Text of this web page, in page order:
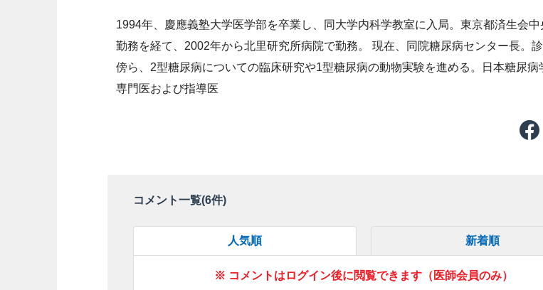
1994年、慶應義塾大学医学部を卒業し、同大学内科学教室に入局。東京都済生会
勤務を経て、2002年から北里研究所病院で勤務。 現在、同院糖尿病センター長。
傍ら、2型糖尿病についての臨床研究や1型糖尿病の動物実験を進める。日本糖尿病
専門医および指導医
コメント一覧(6件)
人気順 新着順
※ コメントはログイン後に閲覧できます（医師会員のみ）